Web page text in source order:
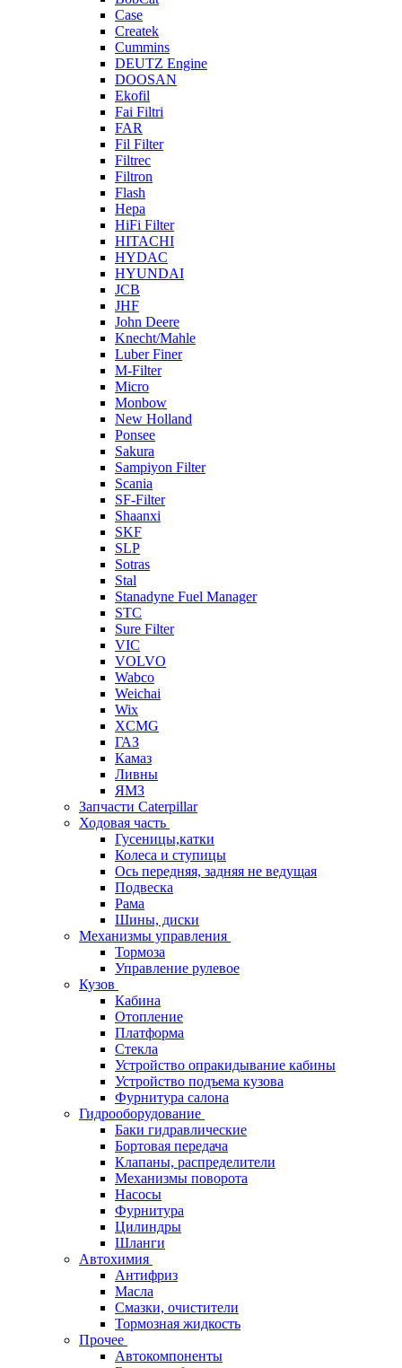
Case
Createk
Cummins
DEUTZ Engine
DOOSAN
Ekofil
Fai Filtri
FAR
Fil Filter
Filtrec
Filtron
Flash
Hepa
HiFi Filter
HITACHI
HYDAC
HYUNDAI
JCB
JHF
John Deere
Knecht/Mahle
Luber Finer
M-Filter
Micro
Monbow
New Holland
Ponsee
Sakura
Sampiyon Filter
Scania
SF-Filter
Shaanxi
SKF
SLP
Sotras
Stal
Stanadyne Fuel Manager
STC
Sure Filter
VIC
VOLVO
Wabco
Weichai
Wix
XCMG
ГАЗ
Камаз
Ливны
ЯМЗ
Запчасти Caterpillar
Ходовая часть
Гусеницы,катки
Колеса и ступицы
Ось передняя, задняя не ведущая
Подвеска
Рама
Шины, диски
Механизмы управления
Тормоза
Управление рулевое
Кузов
Кабина
Отопление
Платформа
Стекла
Устройство опракидывание кабины
Устройство подъема кузова
Фурнитура салона
Гидрооборудование
Баки гидравлические
Бортовая передача
Клапаны, распределители
Механизмы поворота
Насосы
Фурнитура
Цилиндры
Шланги
Автохимия
Антифриз
Масла
Смазки, очистители
Тормозная жидкость
Прочее
Автокомпоненты